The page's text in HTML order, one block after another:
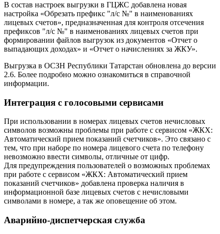
В состав настроек выгрузки в ГЦЖС добавлена новая
настройка «Обрезать префикс "л/с №" в наименованиях
лицевых счетов», предназначенная для контроля отсечения
префиксов "л/с №" в наименованиях лицевых счетов при
формировании файлов выгрузок из документов «Отчет о
выпадающих доходах» и «Отчет о начислениях за ЖКУ».
Выгрузка в ОСЗН Республики Татарстан обновлена до версии
2.6. Более подробно можно ознакомиться в справочной
информации.
Интеграция с голосовыми сервисами
При использовании в номерах лицевых счетов нечисловых
символов возможны проблемы при работе с сервисом «ЖКХ:
Автоматический прием показаний счетчиков». Это связано с
тем, что при наборе по номера лицевого счета по телефону
невозможно ввести символы, отличные от цифр.
Для предупреждения пользователей о возможных проблемах
при работе с сервисом «ЖКХ: Автоматический прием
показаний счетчиков» добавлена проверка наличия в
информационной базе лицевых счетов с нечисловыми
символами в номере, а так же оповещение об этом.
Аварийно-диспетчерская служба